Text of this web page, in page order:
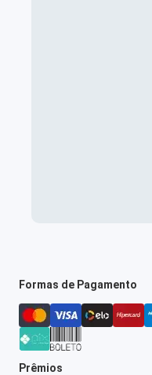
Formas de Pagamento
Prêmios